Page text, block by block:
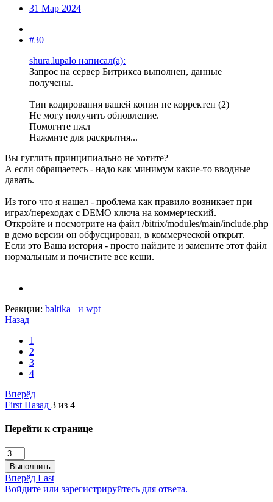
31 Мар 2024
#30
shura.lupalo написал(а):
Запрос на сервер Битрикса выполнен, данные
получены.
Тип кодирования вашей копии не корректен (2)
Не могу получить обновление.
Помогите пжл
Нажмите для раскрытия...
Вы гуглить принципиально не хотите?
А если обращаетесь - надо как минимум какие-то вводные
давать.
Из того что я нашел - проблема как правило возникает при
играх/переходах с DEMO ключа на коммерческий.
Откройте и посмотрите на файл /bitrix/modules/main/include.php
в демо версии он обфусцирован, в коммерческой открыт.
Если это Ваша история - просто найдите и замените этот файл
нормальным и почистите все кеши.
Реакции: baltika_ и wpt
Назад
1
2
3
4
Вперёд
First Назад 3 из 4
Перейти к странице
Выполнить
Вперёд Last
Войдите или зарегистрируйтесь для ответа.